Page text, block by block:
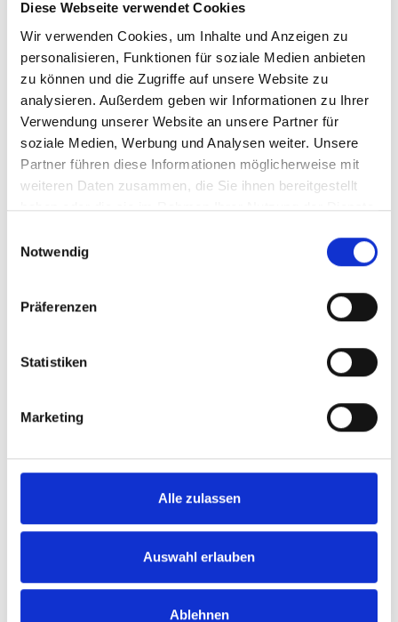
Diese Webseite verwendet Cookies
Wir verwenden Cookies, um Inhalte und Anzeigen zu
personalisieren, Funktionen für soziale Medien anbieten
zu können und die Zugriffe auf unsere Website zu
analysieren. Außerdem geben wir Informationen zu Ihrer
Verwendung unserer Website an unsere Partner für
soziale Medien, Werbung und Analysen weiter. Unsere
Partner führen diese Informationen möglicherweise mit
weiteren Daten zusammen, die Sie ihnen bereitgestellt
haben oder die sie im Rahmen Ihrer Nutzung der Dienste
Notwendig
Präferenzen
Statistiken
Marketing
Alle zulassen
Auswahl erlauben
Ablehnen
Mit der neuen heristo-arena beginnt
zugleich ein weiteres Kapitel in der
Geschichte des traditionsreichen
Rasenturniers. Im Zuge dessen wurden die im
Jahr 2025 gestarteten Modernisierungsmaßen
rund um die Turnieranlage weiter
vorangetrieben. Dazu zählen unter anderem
neue LED-Banden am Oberrang der heristo-
arena, ein vollständig modernisierter LED-
Spielertunnel, ein neuer LED-VIP-Tunnel
sowie eine rund 25 Meter lange LED-Bande
hinaus wurden die Umkleidebereiche sowie
modernisiert.
Premium Club in Block A der heristo-arena,
der am Turniermittwoch, den 17. Juni offiziell
eingeweiht wird. Der exklusive Hospitality-
direkten Blick auf den Centre Court. Zudem
ermöglicht der IKONO Premium Club einen
unmittelbaren Zugang zu den Sitzplätzen und
schafft damit ein besonderes Premium-